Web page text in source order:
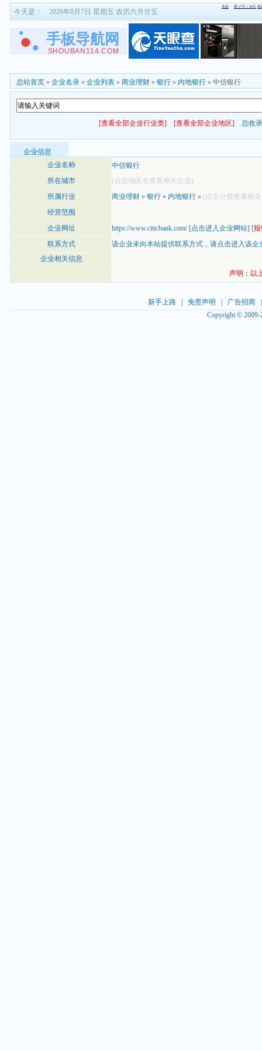
今天是： 2026年8月7日 星期五 农历六月廿五
总站首页 » 企业名录 » 企业列表 » 商业理财 » 银行 » 内地银行 » 中信银行
[查看全部企业行业类] [查看全部企业地区] 总收
企业信息
企业名称
中信银行
所在城市
(点击地区名查看相关企业)
所属行业
商业理财 » 银行 » 内地银行 » (点击分类查看相
经营范围
企业网址
https://www.citicbank.com/[点击进入企业网站] [
联系方式
该企业未向本站提供联系方式， 请点击进入该企
企业相关信息
声明：以
新手上路| 免责声明 广告招商
Copyright ©